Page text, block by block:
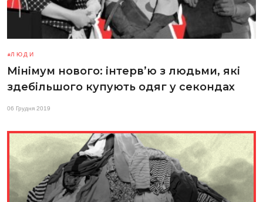
ЛЮДИ
Мінімум нового: інтерв’ю з людьми, які
здебільшого купують одяг у секондах
06 Грудня 2019